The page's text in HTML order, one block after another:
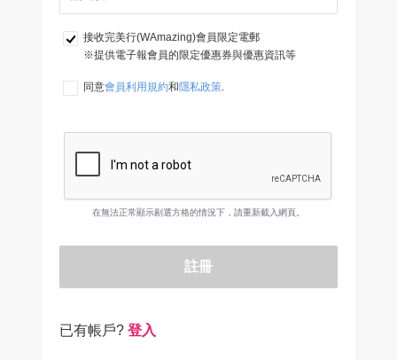
接收完美行(WAmazing)會員限定電郵
※提供電子報會員的限定優惠券與優惠資訊等
同意會員利用規約和隱私政策.
在無法正常顯示剔選方格的情況下，請重新載入網頁。
註冊
已有帳戶? 登入